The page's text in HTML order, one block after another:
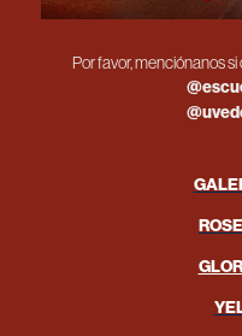
Por favor, menciónanos